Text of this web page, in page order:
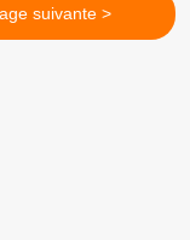
suivante >